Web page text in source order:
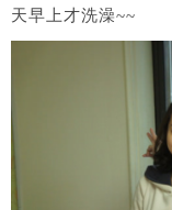
天早上才洗澡~~